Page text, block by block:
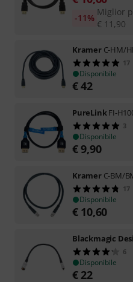
Miglior
€ 11,90
-11%
Kramer C-HM/
17
Disponibile
€42
PureLinkFI-
3
Disponibile
€9,90
Kramer C-BM/
17
Disponibile
€ 10,60
Blackmagic
6
Disponibile
€ 22